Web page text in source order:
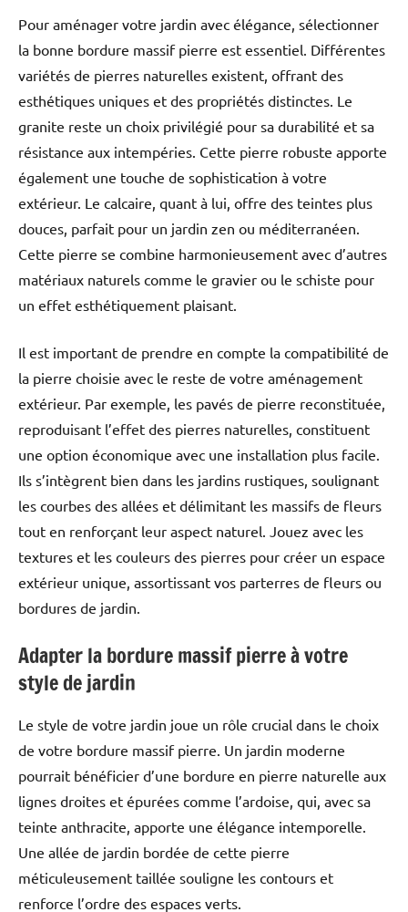
Pour aménager votre jardin avec élégance, sélectionner
la bonne bordure massif pierre est essentiel. Différentes
variétés de pierres naturelles existent, offrant des
esthétiques uniques et des propriétés distinctes. Le
granite reste un choix privilégié pour sa durabilité et sa
résistance aux intempéries. Cette pierre robuste apporte
également une touche de sophistication à votre
extérieur. Le calcaire, quant à lui, offre des teintes plus
douces, parfait pour un jardin zen ou méditerranéen.
Cette pierre se combine harmonieusement avec d’autres
matériaux naturels comme le gravier ou le schiste pour
un effet esthétiquement plaisant.
Il est important de prendre en compte la compatibilité de
la pierre choisie avec le reste de votre aménagement
extérieur. Par exemple, les pavés de pierre reconstituée,
reproduisant l’effet des pierres naturelles, constituent
une option économique avec une installation plus facile.
Ils s’intègrent bien dans les jardins rustiques, soulignant
les courbes des allées et délimitant les massifs de fleurs
tout en renforçant leur aspect naturel. Jouez avec les
textures et les couleurs des pierres pour créer un espace
extérieur unique, assortissant vos parterres de fleurs ou
bordures de jardin.
Adapter la bordure massif pierre à votre
style de jardin
Le style de votre jardin joue un rôle crucial dans le choix
de votre bordure massif pierre. Un jardin moderne
pourrait bénéficier d’une bordure en pierre naturelle aux
lignes droites et épurées comme l’ardoise, qui, avec sa
teinte anthracite, apporte une élégance intemporelle.
Une allée de jardin bordée de cette pierre
méticuleusement taillée souligne les contours et
renforce l’ordre des espaces verts.